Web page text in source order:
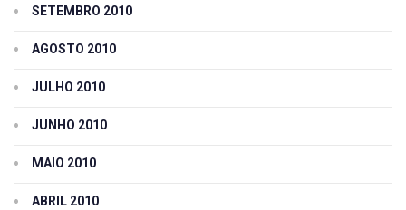
SETEMBRO 2010
AGOSTO 2010
JULHO 2010
JUNHO 2010
MAIO 2010
ABRIL 2010